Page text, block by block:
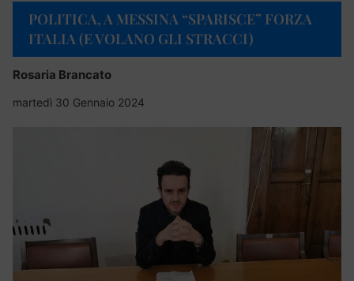
POLITICA, A MESSINA “SPARISCE” FORZA
ITALIA (E VOLANO GLI STRACCI)
Rosaria Brancato
martedì 30 Gennaio 2024